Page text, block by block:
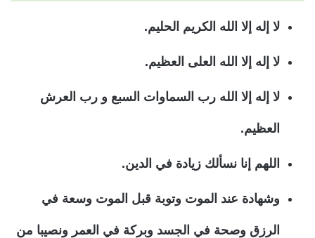
لا إله إلا الله الكريم الحليم.
لا إله إلا الله العلى العظيم.
لا إله إلا الله رب السماوات السبع و رب العرش
العظيم.
‏اللهم إنا نسألك زيادة في الدين.
وشهادة عند الموت وتوبة قبل الموت وسعة في
الرزق وصحة في الجسد وبركة في العمر ونصيبا من